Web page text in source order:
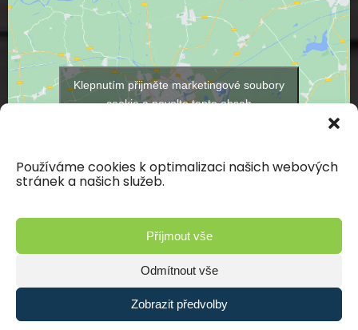
Používáme cookies k optimalizaci našich webových
stránek a našich služeb.
Příjmout vše
Odmítnout vše
Zobrazit předvolby
Klepnutím přijměte marketingové soubory
cookie a povolte tento obsah
© 2026 Kámen Skuteč s.r.o. | Vyrobilo studio